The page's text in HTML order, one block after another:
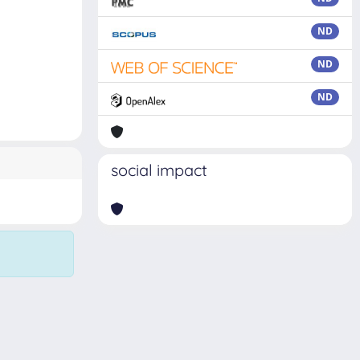
ND
ND
ND
social impact